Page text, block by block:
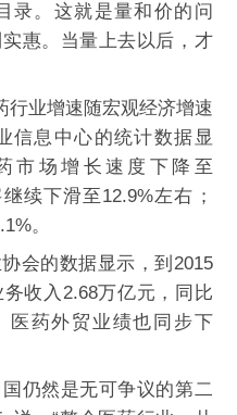
录。这就是量和价的问
惠。当量上去以后，才
业增速随宏观经济增速
信息中心的统计数据显
市场增长速度下降至
续下滑至12.9%左右；
。
的数据显示，到2015
收入2.68万亿元，同比
医药外贸业绩也同步下
仍然是无可争议的第二